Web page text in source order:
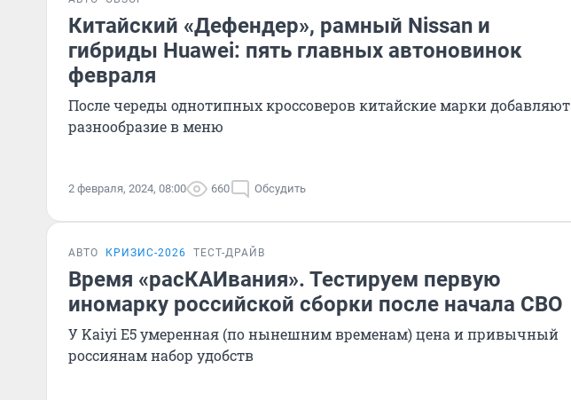
Китайский «Дефендер», рамный Nissan и
гибриды Huawei: пять главных автоновинок
февраля
После череды однотипных кроссоверов китайские марки добавляют
разнообразие в меню
2 февраля, 2024, 08:00 660 Обсудить
АВТО КРИЗИС-2026 ТЕСТ-ДРАЙВ
Время «расКАИвания». Тестируем первую
иномарку российской сборки после начала СВО
У Kaiyi E5 умеренная (по нынешним временам) цена и привычный
россиянам набор удобств